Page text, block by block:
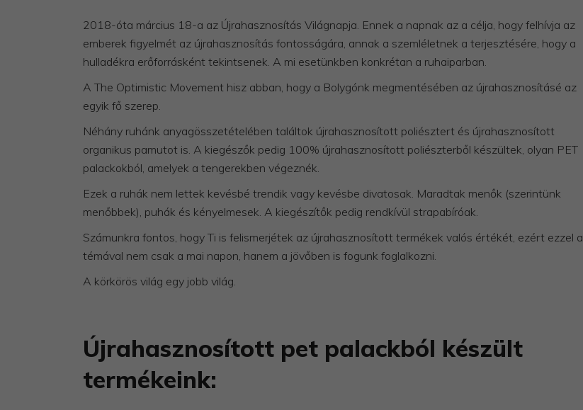
2018-óta március 18-a az Újrahasznosítás Világnapja. Ennek a napnak az a célja, hogy felhívja az
emberek figyelmét az újrahasznosítás fontosságára, annak a szemléletnek a terjesztésére, hogy a
hulladékra erőforrásként tekintsenek. A mi esetünkben konkrétan a ruhaiparban.
A The Optimistic Movement hisz abban, hogy a Bolygónk megmentésében az újrahasznosításé az
egyik fő szerep.
Néhány ruhánk anyagösszetételében találtok újrahasznosított poliésztert és újrahasznosított
organikus pamutot is. A kiegészők pedig 100% újrahasznosított poliészterből készültek, olyan PET
palackokból, amelyek a tengerekben végeznék.
Ezek a ruhák nem lettek kevésbé trendik vagy kevésbe divatosak. Maradtak menők (szerintünk
menőbbek), puhák és kényelmesek. A kiegészítők pedig rendkívül strapabíróak.
Számunkra fontos, hogy Ti is felismerjétek az újrahasznosított termékek valós értékét, ezért ezzel a
témával nem csak a mai napon, hanem a jövőben is fogunk foglalkozni.
A körkörös világ egy jobb világ.
Újrahasznosított pet palackból készült
termékeink: